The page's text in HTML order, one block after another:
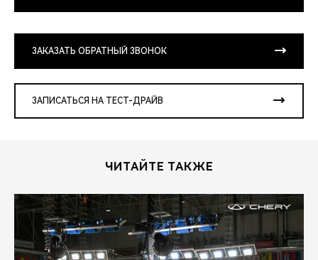
ЗАКАЗАТЬ ОБРАТНЫЙ ЗВОНОК
ЗАПИСАТЬСЯ НА ТЕСТ-ДРАЙВ
ЧИТАЙТЕ ТАКЖЕ